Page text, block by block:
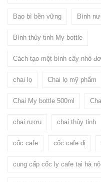
Bao bì bền vững Bình
Bình thủy tinh My bottle
Cách tạo một bình cây nhỏ
chai lọ Chai lọ mỹ phẩm
Chai My bottle 500ml
chai rượu chai thủy tinh
cốc cafe cốc cafe dị
cung cấp cốc ly cafe tại hà nội